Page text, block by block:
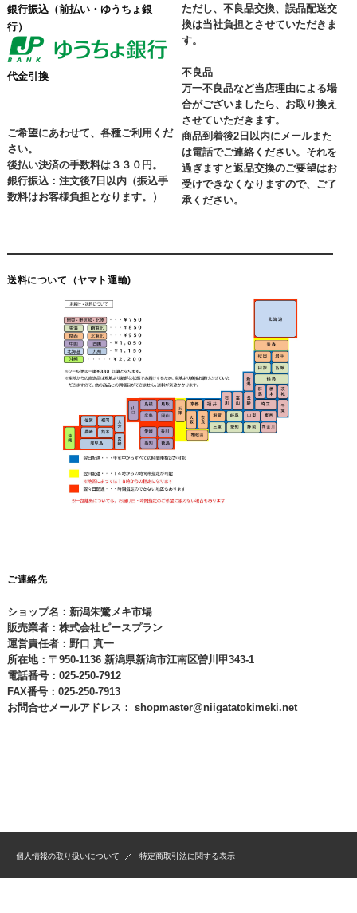
銀行振込（前払い・ゆうちょ銀
行）
代金引換
ご希望にあわせて、各種ご利用くだ
さい。
後払い決済の手数料は３３０円。
銀行振込：注文後7日以内（振込手
数料はお客様負担となります。）
ただし、不良品交換、誤品配送交
換は当社負担とさせていただきま
す。
不良品
万一不良品など当店理由による場
合がございましたら、お取り換え
させていただきます。
商品到着後2日以内にメールまた
は電話でご連絡ください。それを
過ぎますと返品交換のご要望はお
受けできなくなりますので、ご了
承ください。
送料について（ヤマト運輸)
ご連絡先
ショップ名：新潟朱鷺メキ市場
販売業者：株式会社ピースプラン
運営責任者：野口 真一
所在地：〒950-1136 新潟県新潟市江南区曽川甲343-1
電話番号：025-250-7912
FAX番号：025-250-7913
お問合せメールアドレス： shopmaster@niigatatokimeki.net
個人情報の取り扱いについて 特定商取引法に関する表示